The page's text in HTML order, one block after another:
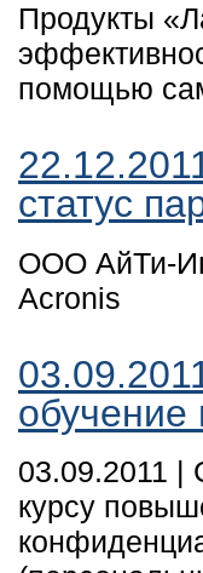
Продукты
помощью
статус
ООО АйТи-
Acronis
03.09.2011 |
курсу